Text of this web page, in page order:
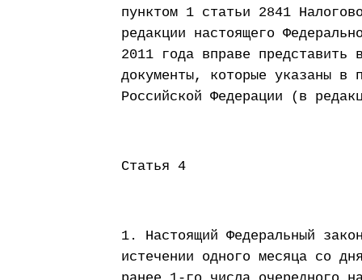
пунктом 1 статьи 2841
редакции настоящего
2011 года вправе представить
документы, которые указаны в
Российской Федерации (в
Статья 4
1. Настоящий Федеральный
истечении одного месяца со